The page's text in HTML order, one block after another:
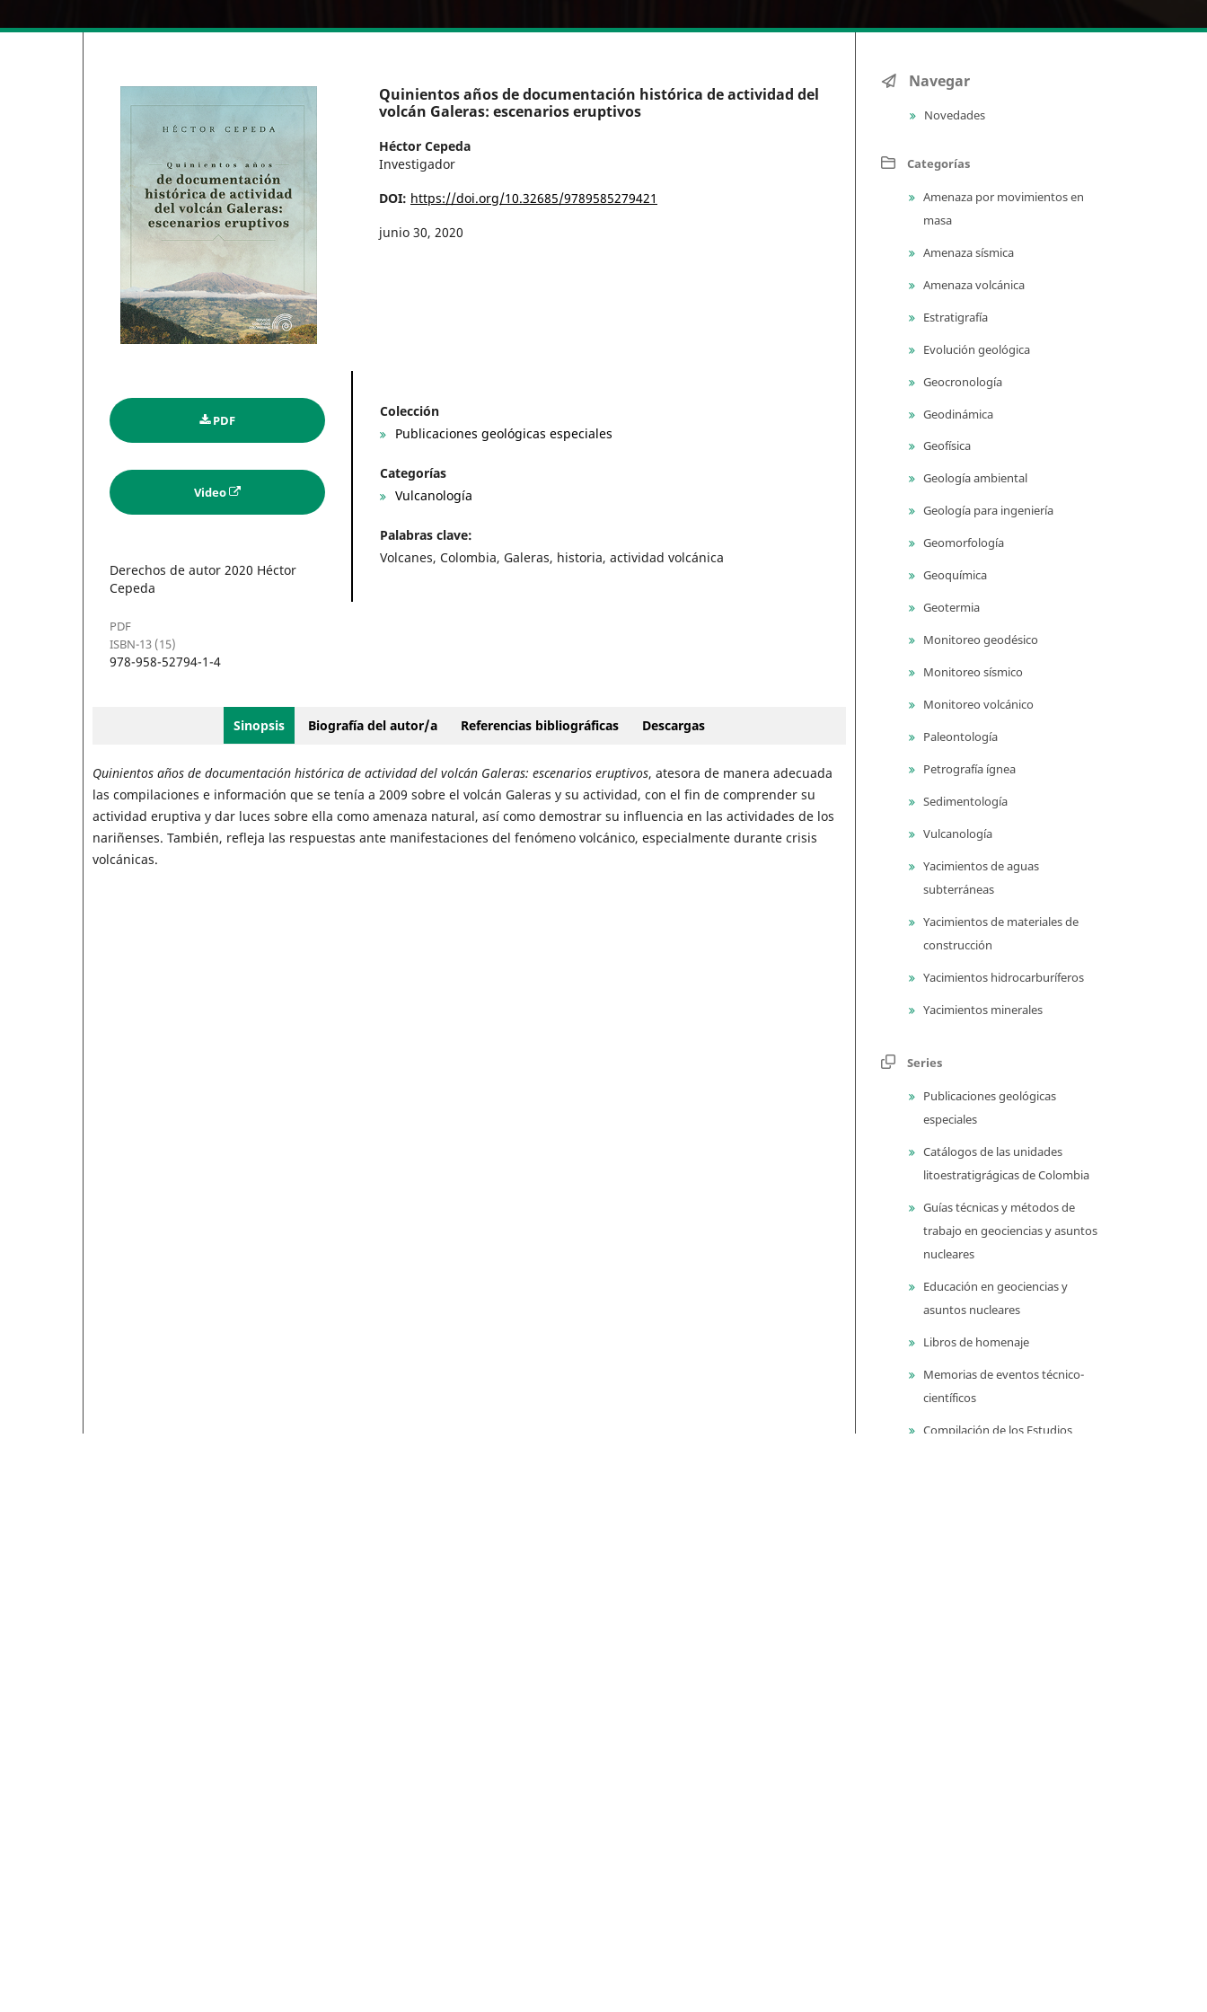
Quinientos años de documentación histórica de actividad del
volcán Galeras: escenarios eruptivos
Héctor Cepeda
Investigador
DOI: https://doi.org/10.32685/9789585279421
junio 30, 2020
PDF
Video
Derechos de autor 2020 Héctor
Cepeda
PDF
ISBN-13 (15)
978-958-52794-1-4
Colección
Publicaciones geológicas especiales
Categorías
Vulcanología
Palabras clave:
Volcanes, Colombia, Galeras, historia, actividad volcánica
Sinopsis Biografía del autor/a Referencias bibliográficas Descargas
Quinientos años de documentación histórica de actividad del volcán Galeras: escenarios eruptivos, atesora de manera adecuada
las compilaciones e información que se tenía a 2009 sobre el volcán Galeras y su actividad, con el fin de comprender su
actividad eruptiva y dar luces sobre ella como amenaza natural, así como demostrar su influencia en las actividades de los
nariñenses. También, refleja las respuestas ante manifestaciones del fenómeno volcánico, especialmente durante crisis
volcánicas.
Navegar
Novedades
Categorías
Amenaza por movimientos en
masa
Amenaza sísmica
Amenaza volcánica
Estratigrafía
Evolución geológica
Geocronología
Geodinámica
Geofísica
Geología ambiental
Geología para ingeniería
Geomorfología
Geoquímica
Geotermia
Monitoreo geodésico
Monitoreo sísmico
Monitoreo volcánico
Paleontología
Petrografía ígnea
Sedimentología
Vulcanología
Yacimientos de aguas
subterráneas
Yacimientos de materiales de
construcción
Yacimientos hidrocarburíferos
Yacimientos minerales
Series
Publicaciones geológicas
especiales
Catálogos de las unidades
litoestratigrágicas de Colombia
Guías técnicas y métodos de
trabajo en geociencias y asuntos
nucleares
Educación en geociencias y
asuntos nucleares
Libros de homenaje
Memorias de eventos técnico-
científicos
Compilación de los Estudios